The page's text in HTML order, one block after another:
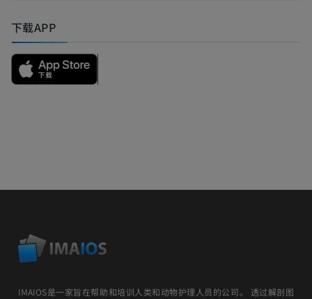
下载APP
IMAIOS是一家旨在帮助和培训人类和动物护理人员的公司。 透过解剖图